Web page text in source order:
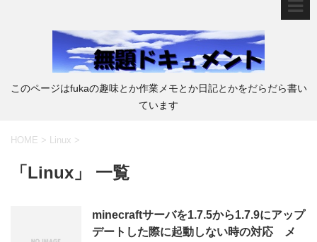
このページはfukaの趣味とか作業メモとか日記とかをだらだら書い
ています
HOME > Linux >
「Linux」 一覧
minecraftサーバを1.7.5から1.7.9にアップ
デートした際に起動しない時の対応 メ